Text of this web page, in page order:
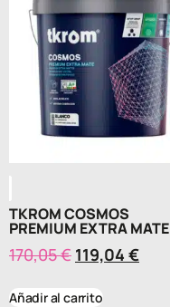
TKROM COSMOS
PREMIUM EXTRA MATE
170,05€ 119,04 €
Añadir al carrito